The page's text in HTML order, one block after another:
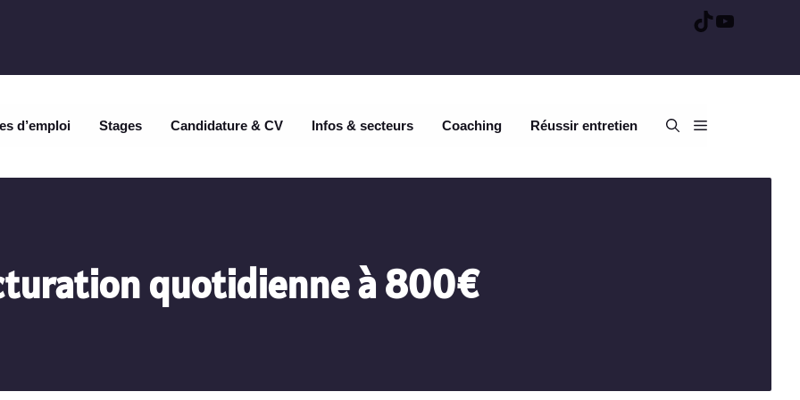
TikTokYouTube
d’emploi Stages Candidature & CV Infos & secteurs Coaching Réussir entretien
quotidienne à 800€